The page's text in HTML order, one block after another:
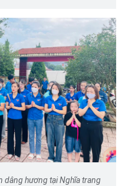
dâng hương tại Nghĩa trang